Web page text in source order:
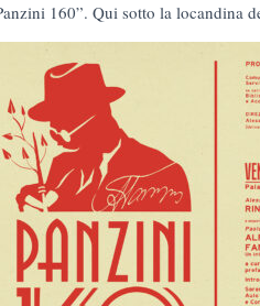
160”. Qui sotto la locandina